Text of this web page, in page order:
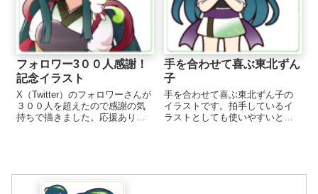
フォロワー3００人感謝！
記念イラスト
X（Twitter）のフォロワーさんが
３００人を超えたので感謝の気
持ちで描きました。応援ありが
手を合わせて喜ぶ東北ずん
子
手を合わせて喜ぶ東北ずん子の
イラストです。拍手しているイ
ラストとしても使いやすいと思